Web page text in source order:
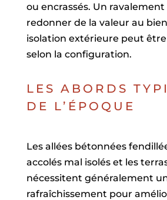
ou encrassés. Un
redonner de la valeur au
isolation extérieure peut
selon la configuration.
LES ABORDS
DE L’ÉPOQUE
Les allées bétonnées
accolés mal isolés et les
nécessitent généralement
rafraîchissement pour